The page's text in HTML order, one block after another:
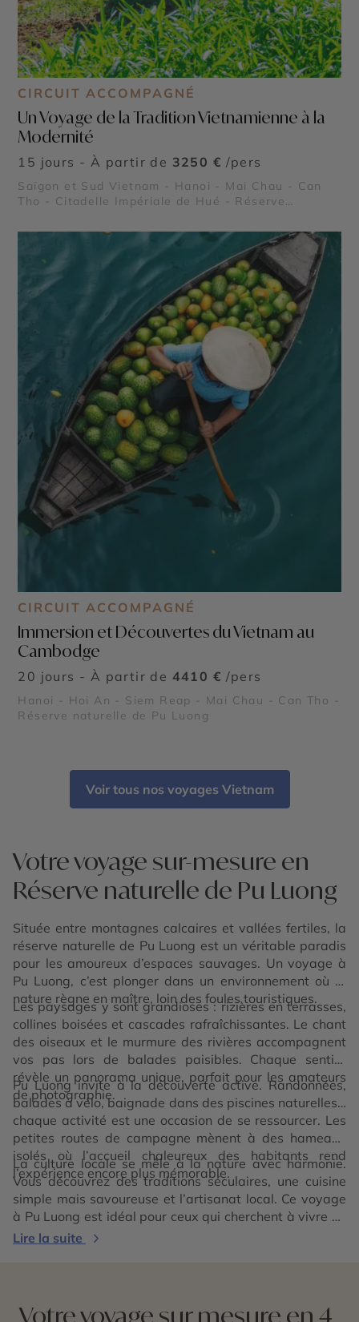
CIRCUIT ACCOMPAGNÉ
Un Voyage de la Tradition Vietnamienne à la
Modernité
15 jours - À partir de 3250 € /pers
Saïgon et Sud Vietnam - Hanoi - Mai Chau - Can
Tho - Citadelle Impériale de Hué - Réserve
CIRCUIT ACCOMPAGNÉ
Immersion et Découvertes du Vietnam au
Cambodge
20 jours - À partir de 4410 € /pers
Hanoi - Hoi An - Siem Reap - Mai Chau - Can Tho -
Réserve naturelle de Pu Luong
Voir tous nos voyages Vietnam
Votre voyage sur-mesure en
Réserve naturelle de Pu Luong
Située entre montagnes calcaires et vallées fertiles, la
réserve naturelle de Pu Luong est un véritable paradis
pour les amoureux d’espaces sauvages. Un voyage à
Pu Luong, c’est plonger dans un environnement où la
nature règne en maître, loin des foules touristiques.
Les paysages y sont grandioses : rizières en terrasses,
collines boisées et cascades rafraîchissantes. Le chant
des oiseaux et le murmure des rivières accompagnent
vos pas lors de balades paisibles. Chaque sentier
révèle un panorama unique, parfait pour les amateurs
de photographie.
Pu Luong invite à la découverte active. Randonnées,
balades à vélo, baignade dans des piscines naturelles…
chaque activité est une occasion de se ressourcer. Les
petites routes de campagne mènent à des hameaux
isolés où l’accueil chaleureux des habitants rend
l’expérience encore plus mémorable.
La culture locale se mêle à la nature avec harmonie.
Vous découvrez des traditions séculaires, une cuisine
simple mais savoureuse et l’artisanat local. Ce voyage
à Pu Luong est idéal pour ceux qui cherchent à vivre un
Vietnamauthentique et intact.
Lire la suite
Votre voyage sur mesure en 4